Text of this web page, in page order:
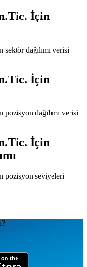
İçin
sektör dağılımı verisi
İçin
pozisyon dağılımı verisi
İçin
pozisyon seviyeleri